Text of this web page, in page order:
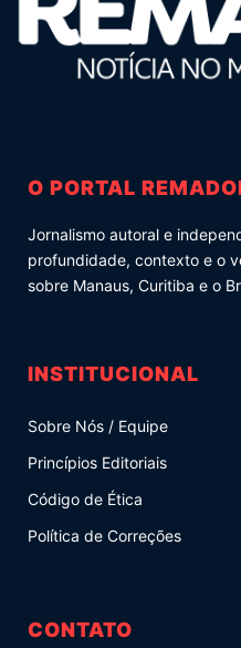
O PORTAL
Jornalismo autoral e
profundidade, contexto e o
sobre Manaus, Curitiba e o
INSTITUCIONAL
Sobre Nós / Equipe
Princípios Editoriais
Código de Ética
Política de Correções
CONTATO